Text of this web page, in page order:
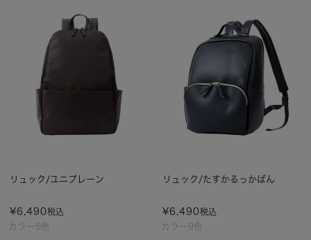
カラー5色
リュック/ユニプレーン
¥6,490税込
カラー9色
リュック/たすかるっかばん
¥6,490税込